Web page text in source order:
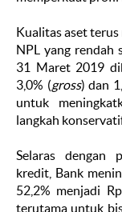
Kualitas aset
NPL yang rendah
31 Maret 2019
3,0% (gross) dan
untuk
langkah
Selaras dengan
kredit, Bank
52,2% menjadi
terutama untuk